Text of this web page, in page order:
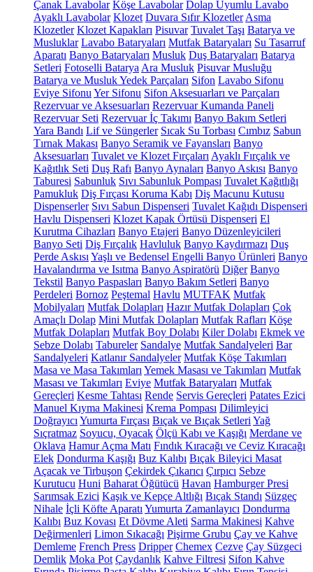
Çanak Lavabolar Köşe Lavabolar Dolap Uyumlu Lavabo
Ayaklı Lavabolar Klozet Duvara Sıfır Klozetler Asma
Klozetler Klozet Kapakları Pisuvar Tuvalet Taşı Batarya ve
Musluklar Lavabo Bataryaları Mutfak Bataryaları Su Tasarruf
Aparatı Banyo Bataryaları Musluk Duş Bataryaları Batarya
Setleri Fotoselli Batarya Ara Musluk Pisuvar Musluğu
Batarya ve Musluk Yedek Parçaları Sifon Lavabo Sifonu
Eviye Sifonu Yer Sifonu Sifon Aksesuarları ve Parçaları
Rezervuar ve Aksesuarları Rezervuar Kumanda Paneli
Rezervuar Seti Rezervuar İç Takımı Banyo Bakım Setleri
Yara Bandı Lif ve Süngerler Sıcak Su Torbası Cımbız Sabun
Tırnak Makası Banyo Seramik ve Fayansları Banyo
Aksesuarları Tuvalet ve Klozet Fırçaları Ayaklı Fırçalık ve
Kağıtlık Seti Duş Rafı Banyo Aynaları Banyo Askısı Banyo
Taburesi Sabunluk Sıvı Sabunluk Pompası Tuvalet Kağıtlığı
Pamukluk Diş Fırçası Koruma Kabı Diş Macunu Kutusu
Dispenserler Sıvı Sabun Dispenseri Tuvalet Kağıdı Dispenseri
Havlu Dispenseri Klozet Kapak Örtüsü Dispenseri El
Kurutma Cihazları Banyo Etajeri Banyo Düzenleyicileri
Banyo Seti Diş Fırçalık Havluluk Banyo Kaydırmazı Duş
Perde Askısı Yaşlı ve Bedensel Engelli Banyo Ürünleri Banyo
Havalandırma ve Isıtma Banyo Aspiratörü Diğer Banyo
Tekstil Banyo Paspasları Banyo Bakım Setleri Banyo
Perdeleri Bornoz Peştemal Havlu MUTFAK Mutfak
Mobilyaları Mutfak Dolapları Hazır Mutfak Dolapları Çok
Amaçlı Dolap Mini Mutfak Dolapları Mutfak Rafları Köşe
Mutfak Dolapları Mutfak Boy Dolabı Kiler Dolabı Ekmek ve
Sebze Dolabı Tabureler Sandalye Mutfak Sandalyeleri Bar
Sandalyeleri Katlanır Sandalyeler Mutfak Köşe Takımları
Masa ve Masa Takımları Yemek Masası ve Takımları Mutfak
Masası ve Takımları Eviye Mutfak Bataryaları Mutfak
Gereçleri Kesme Tahtası Rende Servis Gereçleri Patates Ezici
Manuel Kıyma Makinesi Krema Pompası Dilimleyici
Doğrayıcı Yumurta Fırçası Bıçak ve Bıçak Setleri Yağ
Sıçratmaz Soyucu, Oyacak Ölçü Kabı ve Kaşığı Merdane ve
Oklava Hamur Açma Matı Fındık Kıracağı ve Ceviz Kıracağı
Elek Dondurma Kaşığı Buz Kalıbı Bıçak Bileyici Masat
Açacak ve Tirbuşon Çekirdek Çıkarıcı Çırpıcı Sebze
Kurutucu Huni Baharat Öğütücü Havan Hamburger Presi
Sarımsak Ezici Kaşık ve Kepçe Altlığı Bıçak Standı Süzgeç
Nihale İçli Köfte Aparatı Yumurta Zamanlayıcı Dondurma
Kalıbı Buz Kovası Et Dövme Aleti Sarma Makinesi Kahve
Değirmenleri Limon Sıkacağı Pişirme Grubu Çay ve Kahve
Demleme French Press Dripper Chemex Cezve Çay Süzgeci
Demlik Moka Pot Çaydanlık Kahve Filtresi Sifon Kahve